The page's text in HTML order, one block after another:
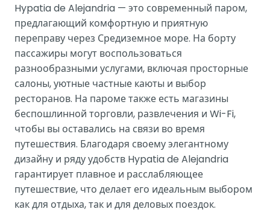
Hypatia de Alejandria — это современный паром,
предлагающий комфортную и приятную
переправу через Средиземное море. На борту
пассажиры могут воспользоваться
разнообразными услугами, включая просторные
салоны, уютные частные каюты и выбор
ресторанов. На пароме также есть магазины
беспошлинной торговли, развлечения и Wi-Fi,
чтобы вы оставались на связи во время
путешествия. Благодаря своему элегантному
дизайну и ряду удобств Hypatia de Alejandria
гарантирует плавное и расслабляющее
путешествие, что делает его идеальным выбором
как для отдыха, так и для деловых поездок.